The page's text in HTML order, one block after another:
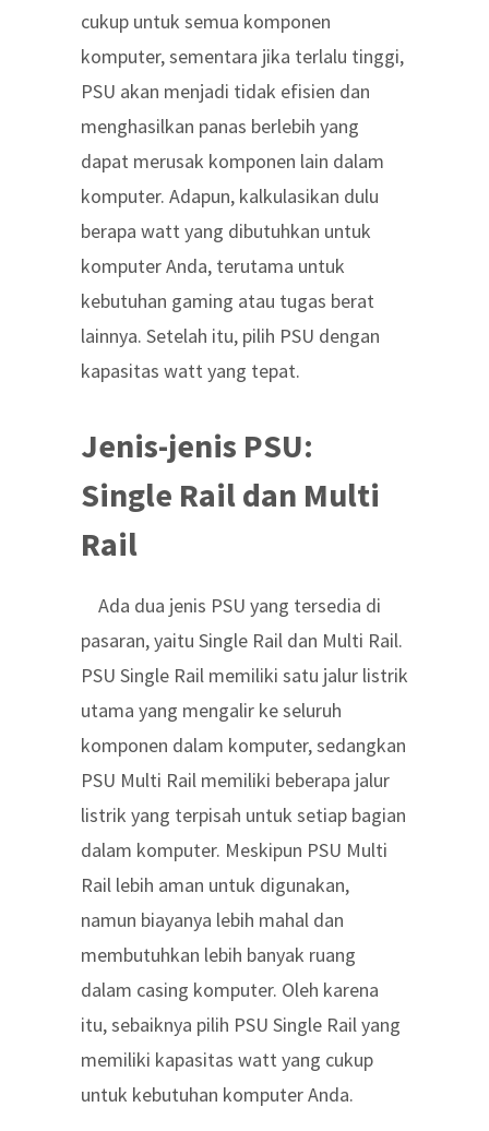
cukup untuk semua komponen
komputer, sementara jika terlalu tinggi,
PSU akan menjadi tidak efisien dan
menghasilkan panas berlebih yang
dapat merusak komponen lain dalam
komputer. Adapun, kalkulasikan dulu
berapa watt yang dibutuhkan untuk
komputer Anda, terutama untuk
kebutuhan gaming atau tugas berat
lainnya. Setelah itu, pilih PSU dengan
kapasitas watt yang tepat.
Jenis-jenis PSU:
Single Rail dan Multi
Rail
Ada dua jenis PSU yang tersedia di
pasaran, yaitu Single Rail dan Multi Rail.
PSU Single Rail memiliki satu jalur listrik
utama yang mengalir ke seluruh
komponen dalam komputer, sedangkan
PSU Multi Rail memiliki beberapa jalur
listrik yang terpisah untuk setiap bagian
dalam komputer. Meskipun PSU Multi
Rail lebih aman untuk digunakan,
namun biayanya lebih mahal dan
membutuhkan lebih banyak ruang
dalam casing komputer. Oleh karena
itu, sebaiknya pilih PSU Single Rail yang
memiliki kapasitas watt yang cukup
untuk kebutuhan komputer Anda.